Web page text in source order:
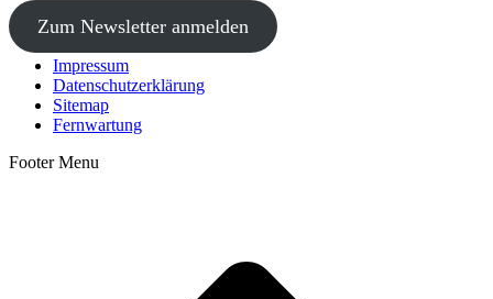
Zum Newsletter anmelden
Impressum
Datenschutzerklärung
Sitemap
Fernwartung
Footer Menu